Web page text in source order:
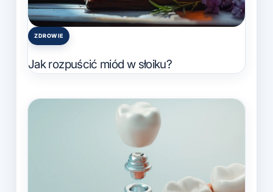
Posted
ZDROWIE
Jak rozpuścić miód w słoiku?